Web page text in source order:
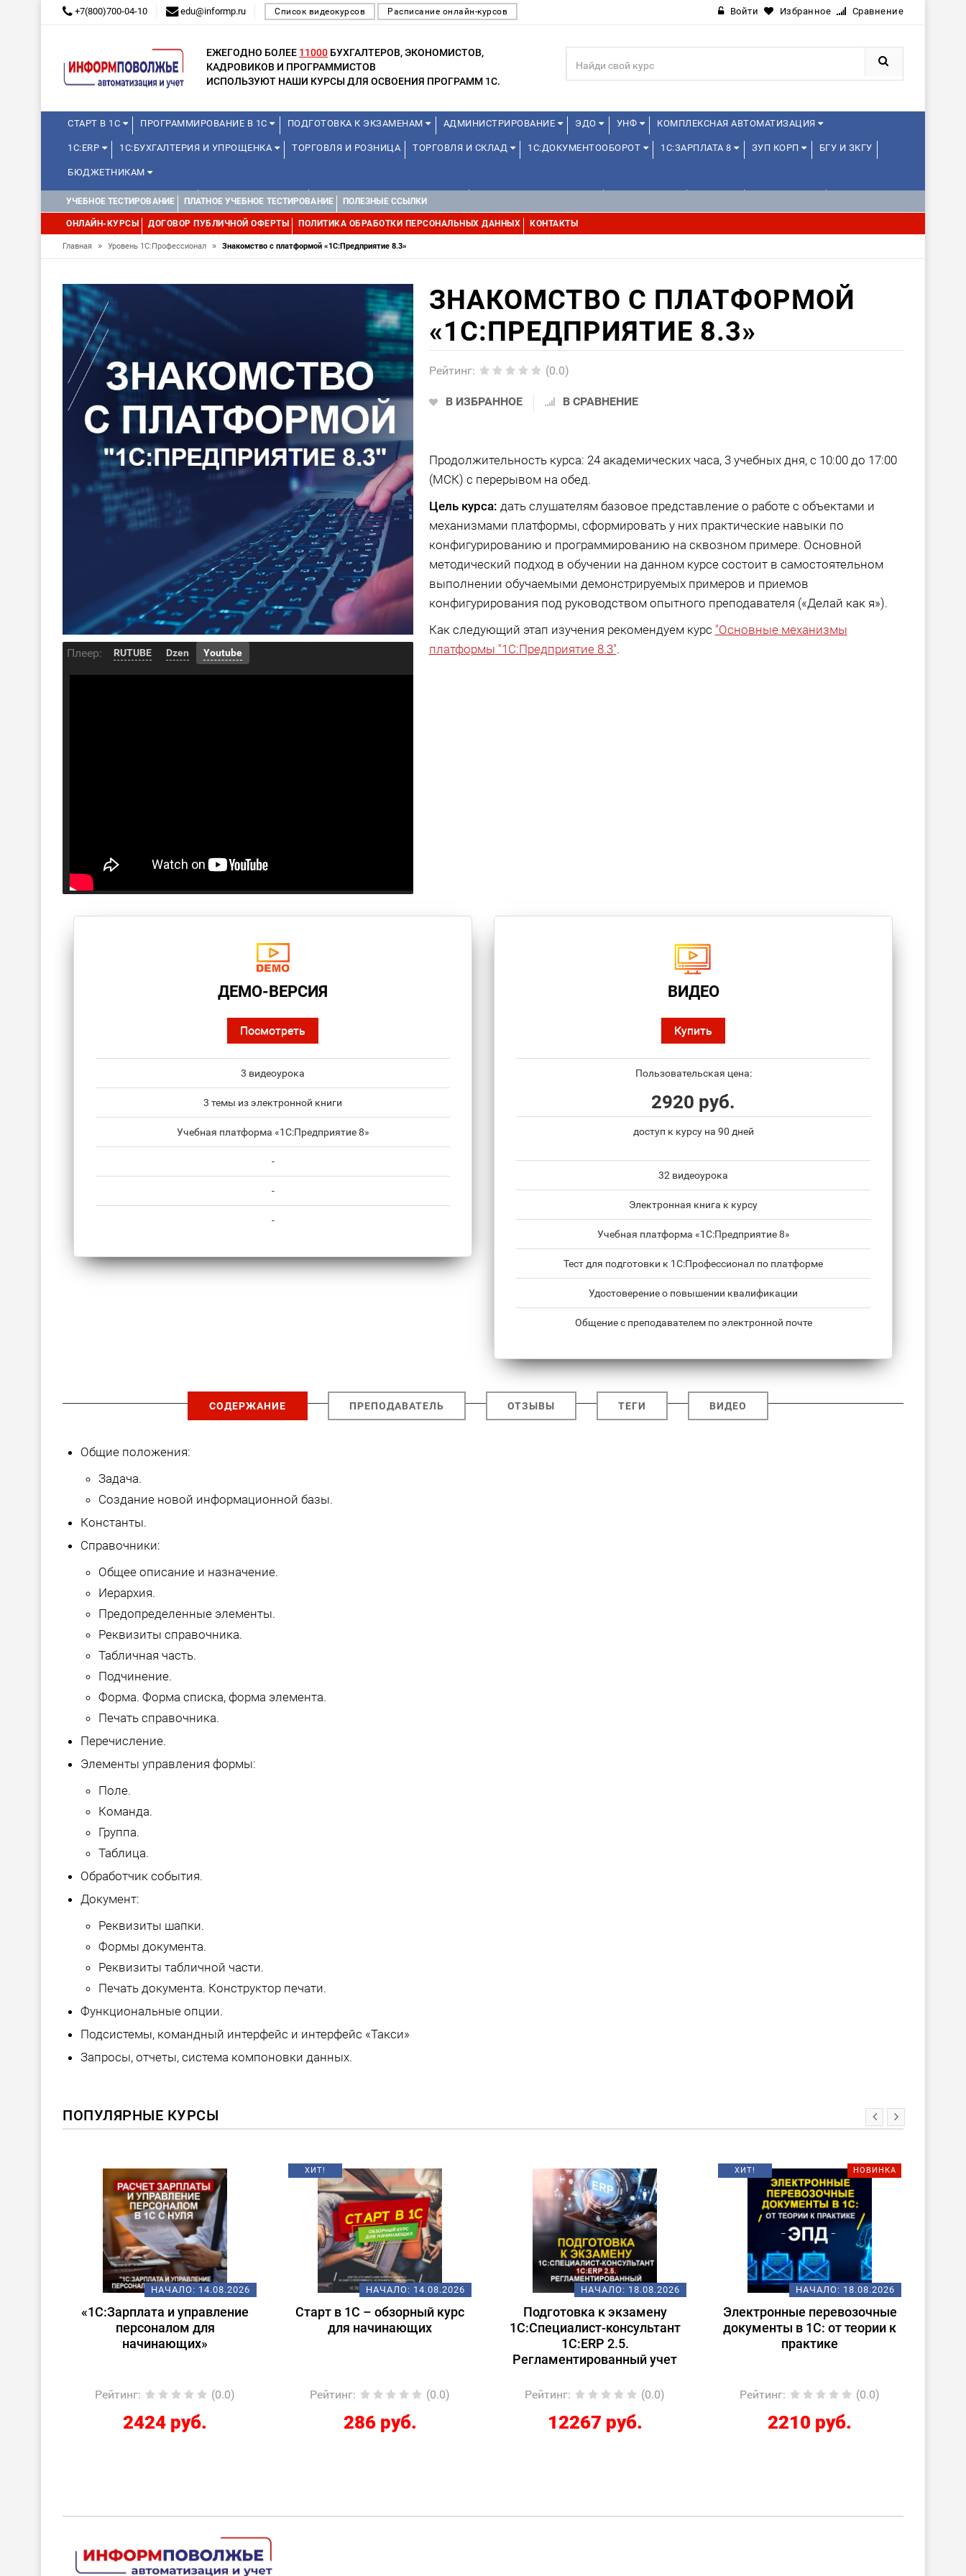
+7(800)700-04-10 edu@informp.ru Список видеокурсов Расписание онлайн-курсов Войти Избранное Сравнение
ЕЖЕГОДНО БОЛЕЕ 11000 БУХГАЛТЕРОВ, ЭКОНОМИСТОВ,
КАДРОВИКОВ И ПРОГРАММИСТОВ
ИСПОЛЬЗУЮТ НАШИ КУРСЫ ДЛЯ ОСВОЕНИЯ ПРОГРАММ 1С.
СТАРТ В 1С ПРОГРАММИРОВАНИЕ В 1С ПОДГОТОВКА К ЭКЗАМЕНАМ АДМИНИСТРИРОВАНИЕ ЭДО УНФ КОМПЛЕКСНАЯ АВТОМАТИЗАЦИЯ
1С:ERP 1С:БУХГАЛТЕРИЯ И УПРОЩЕНКА ТОРГОВЛЯ И РОЗНИЦА ТОРГОВЛЯ И СКЛАД 1С:ДОКУМЕНТООБОРОТ 1С:ЗАРПЛАТА 8 ЗУП КОРП БГУ И ЗКГУ
БЮДЖЕТНИКАМ
КУРСЫ ДЛЯ ШКОЛЬНИКОВ ДЛЯ ШКОЛЬНИКОВ 1С:УПРАВЛЕНИЕ ХОЛДИНГОМ
WEB, JAVA И ANDROID
УЧЕБНОЕ ТЕСТИРОВАНИЕ ПЛАТНОЕ УЧЕБНОЕ ТЕСТИРОВАНИЕ ПОЛЕЗНЫЕ ССЫЛКИ
ОНЛАЙН-КУРСЫ ДОГОВОР ПУБЛИЧНОЙ ОФЕРТЫ ПОЛИТИКА ОБРАБОТКИ ПЕРСОНАЛЬНЫХ ДАННЫХ КОНТАКТЫ
Главная » Уровень 1С:Профессионал » Знакомство с платформой «1C:Предприятие 8.3»
Плеер: RUTUBE Dzen Youtube
ЗНАКОМСТВО С ПЛАТФОРМОЙ
«1C:ПРЕДПРИЯТИЕ 8.3»
Рейтинг: (0.0)
В ИЗБРАННОЕ В СРАВНЕНИЕ
Продолжительность курса: 24 академических часа, 3 учебных дня, с 10:00 до 17:00
(МСК) с перерывом на обед.
Цель курса: дать слушателям базовое представление о работе с объектами и
механизмами платформы, сформировать у них практические навыки по
конфигурированию и программированию на сквозном примере. Основной
методический подход в обучении на данном курсе состоит в самостоятельном
выполнении обучаемыми демонстрируемых примеров и приемов
конфигурирования под руководством опытного преподавателя («Делай как я»).
Как следующий этап изучения рекомендуем курс "Основные механизмы
платформы "1С:Предприятие 8.3".
ДЕМО-ВЕРСИЯ
Посмотреть
3 видеоурока
3 темы из электронной книги
Учебная платформа «1С:Предприятие 8»
-
-
-
ВИДЕО
Купить
Пользовательская цена:
2920 руб.
доступ к курсу на 90 дней
32 видеоурока
Электронная книга к курсу
Учебная платформа «1С:Предприятие 8»
Тест для подготовки к 1С:Профессионал по платформе
Удостоверение о повышении квалификации
Общение с преподавателем по электронной почте
СОДЕРЖАНИЕ ПРЕПОДАВАТЕЛЬ ОТЗЫВЫ ТЕГИ ВИДЕО
Общие положения:
Задача.
Создание новой информационной базы.
Константы.
Справочники:
Общее описание и назначение.
Иерархия.
Предопределенные элементы.
Реквизиты справочника.
Табличная часть.
Подчинение.
Форма. Форма списка, форма элемента.
Печать справочника.
Перечисление.
Элементы управления формы:
Поле.
Команда.
Группа.
Таблица.
Обработчик события.
Документ:
Реквизиты шапки.
Формы документа.
Реквизиты табличной части.
Печать документа. Конструктор печати.
Функциональные опции.
Подсистемы, командный интерфейс и интерфейс «Такси»
Запросы, отчеты, система компоновки данных.
ПОПУЛЯРНЫЕ КУРСЫ
НАЧАЛО: 14.08.2026
«1С:Зарплата и управление
персоналом для
начинающих»
Рейтинг: (0.0)
2424 руб.
ХИТ!
НАЧАЛО: 14.08.2026
Старт в 1С – обзорный курс
для начинающих
Рейтинг: (0.0)
286 руб.
НАЧАЛО: 18.08.2026
Подготовка к экзамену
1С:Специалист-консультант
1С:ERP 2.5.
Регламентированный учет
Рейтинг: (0.0)
12267 руб.
НОВИНКА
ХИТ!
НАЧАЛО: 18.08.2026
Электронные перевозочные
документы в 1С: от теории к
практике
Рейтинг: (0.0)
2210 руб.